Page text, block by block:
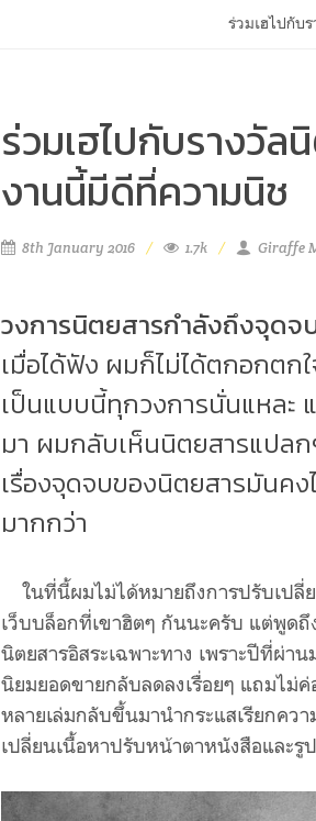
ร่วมเฮไปกับ
ร่วมเฮไปกับรางวั
งานนี้มีดีที่ความนิช
8th January 2016 1.7k Giraffe
วงการนิตยสารกำลังถึงจุดจ
เมื่อได้ฟัง ผมก็ไม่ได้ตกอกตก
เป็นแบบนี้ทุกวงการนั่นแหละ
มา ผมกลับเห็นนิตยสารแปล
เรื่องจุดจบของนิตยสารมันคง
มากกว่า
ในที่นี้ผมไม่ได้หมายถึงการปรับเปลี่
เว็บบล็อกที่เขาฮิตๆ กันนะครับ แต่พูด
นิตยสารอิสระเฉพาะทาง เพราะปีที่ผ่า
นิยมยอดขายกลับลดลงเรื่อยๆ แถมไม่
หลายเล่มกลับขึ้นมานำกระแสเรียกคว
เปลี่ยนเนื้อหาปรับหน้าตาหนังสือและรู